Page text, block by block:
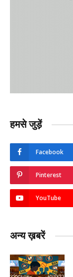
हमसे जुड़ें
Facebook
Pinterest
YouTube
अन्य ख़बरें